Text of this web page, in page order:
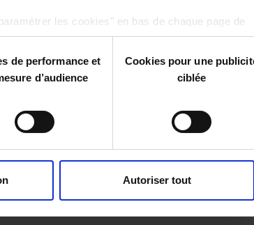
les cookies" en bas de chaque page de
de performance et
d’audience
Cookies pour une
ciblée
Autoriser tout